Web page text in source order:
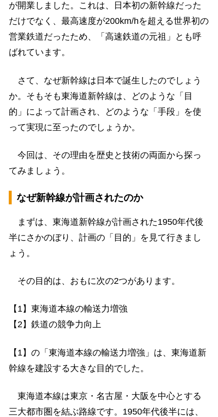
が開業しました。これは、日本初の新幹線だった
だけでなく、最高速度が200km/hを超える世界初の
営業鉄道だったため、「高速鉄道の元祖」とも呼
ばれています。
さて、なぜ新幹線は日本で誕生したのでしょう
か。そもそも東海道新幹線は、どのような「目
的」によって計画され、どのような「手段」を使
って実現に至ったのでしょうか。
今回は、その理由を歴史と技術の両面から探っ
てみましょう。
なぜ新幹線が計画されたのか
まずは、東海道新幹線が計画された1950年代後
半にさかのぼり、計画の「目的」を見て行きまし
ょう。
その目的は、おもに次の2つがあります。
【1】東海道本線の輸送力増強
【2】鉄道の競争力向上
【1】の「東海道本線の輸送力増強」は、東海道新
幹線を建設する大きな目的でした。
東海道本線は東京・名古屋・大阪を中心とする
三大都市圏を結ぶ路線です。1950年代後半には、